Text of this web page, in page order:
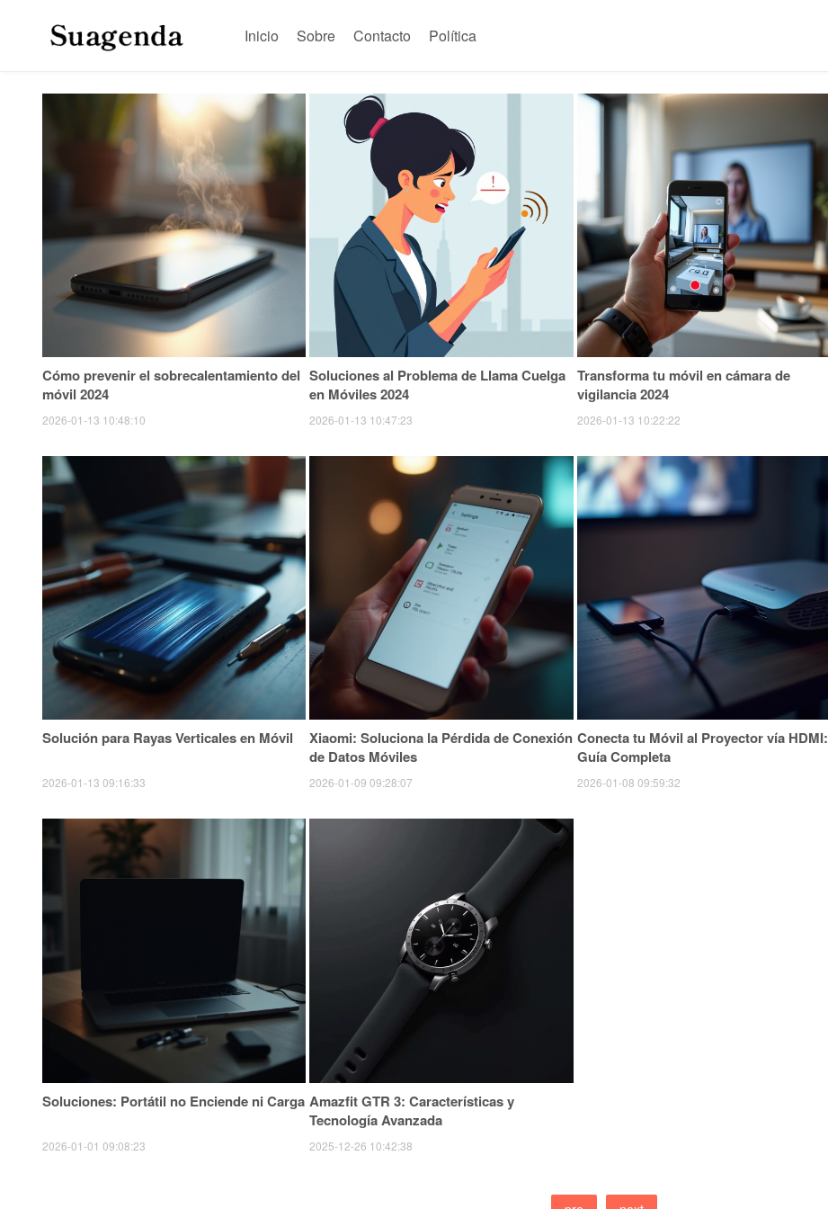
Inicio Sobre Contacto Política
Cómo prevenir el sobrecalentamiento del
móvil 2024
2026-01-13 10:48:10
Soluciones al Problema de Llama Cuelga
en Móviles 2024
2026-01-13 10:47:23
Transforma tu móvil en cámara de
vigilancia 2024
2026-01-13 10:22:22
Solución para Rayas Verticales en Móvil
2026-01-13 09:16:33
Xiaomi: Soluciona la Pérdida de Conexión
de Datos Móviles
2026-01-09 09:28:07
Conecta tu Móvil al Proyector vía HDMI:
Guía Completa
2026-01-08 09:59:32
Soluciones: Portátil no Enciende ni Carga
2026-01-01 09:08:23
Amazfit GTR 3: Características y
Tecnología Avanzada
2025-12-26 10:42:38